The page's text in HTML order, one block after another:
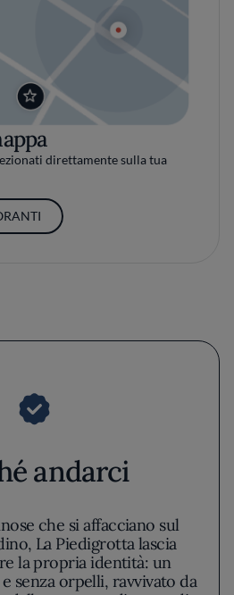
direttamente sulla tua
andarci
che si affacciano sul
La Piedigrotta lascia
la propria identità: un
senza orpelli, ravvivato da